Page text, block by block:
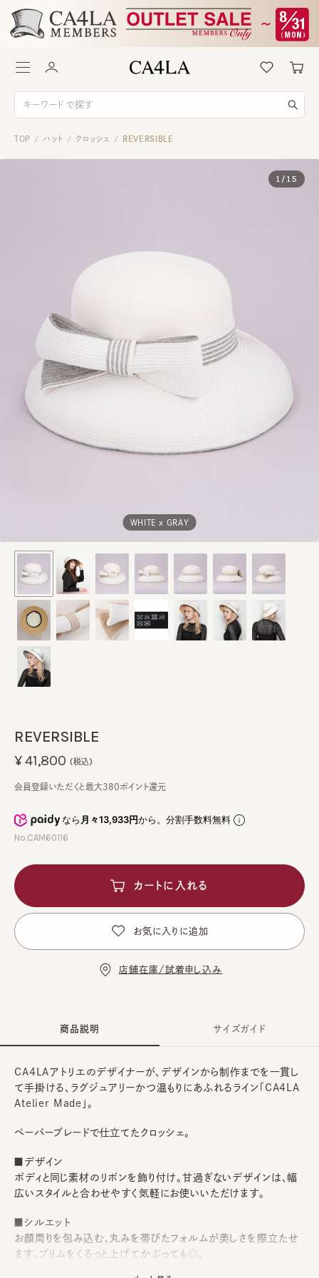
TOP / ハット / クロッシェ / REVERSIBLE
WHITE x GRAY
1 / 15
REVERSIBLE
なら月々13,933円から。分割手数料無料
No.CAM60116
¥41,800 (税込)
会員登録いただくと最大380ポイント還元
カートに入れる
お気に入りに追加
店舗在庫/試着申し込み
商品説明
CA4LAアトリエのデザイナーが、デザインから制作までを一貫し
て手掛ける、ラグジュアリーかつ温もりにあふれるライン「CA4LA
Atelier Made」。
ペーパーブレードで仕立てたクロッシェ。
■デザイン
ボディと同じ素材のリボンを飾り付け。甘過ぎないデザインは、幅
広いスタイルと合わせやすく気軽にお使いいただけます。
■シルエット
お顔周りを包み込む、丸みを帯びたフォルムが美しさを際立たせ
ます。ブリムをくるっと上げてかぶっても◎。
サイズガイド